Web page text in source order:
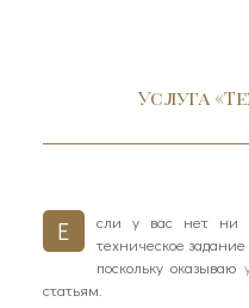
Услуга
Е
сли у вас нет ни
техническое
поскольку оказываю
статьям.